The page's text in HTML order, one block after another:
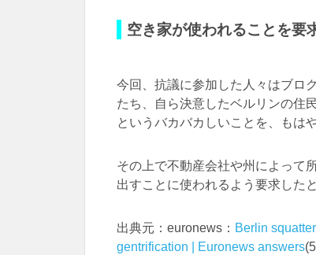
空き家が使われることを要
今回、抗議に参加した人々はブロ
たち、自ら決意したベルリンの住
というバカバカしいことを、もは
その上で不動産会社や州によって
出すことに使われるよう要求した
出典元：euronews： Berlin
gentrification | Euronews answers